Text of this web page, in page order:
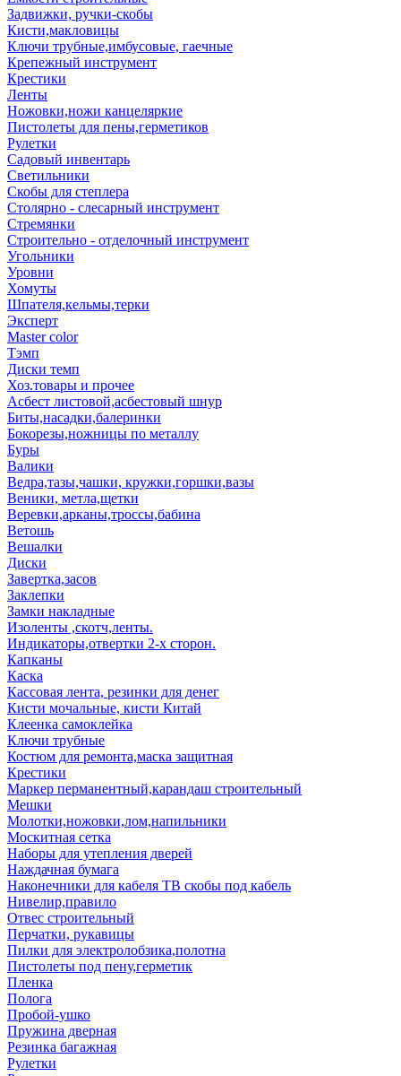
Задвижки, ручки-скобы
Кисти,макловицы
Ключи трубные,имбусовые, гаечные
Крепежный инструмент
Крестики
Ленты
Ножовки,ножи канцеляркие
Пистолеты для пены,герметиков
Рулетки
Садовый инвентарь
Светильники
Скобы для степлера
Столярно - слесарный инструмент
Стремянки
Строительно - отделочный инструмент
Угольники
Уровни
Хомуты
Шпателя,кельмы,терки
Эксперт
Master color
Тэмп
Диски темп
Хоз.товары и прочее
Асбест листовой,асбестовый шнур
Биты,насадки,балеринки
Бокорезы,ножницы по металлу
Буры
Валики
Ведра,тазы,чашки, кружки,горшки,вазы
Веники, метла,щетки
Веревки,арканы,троссы,бабина
Ветошь
Вешалки
Диски
Завертка,засов
Заклепки
Замки накладные
Изоленты ,скотч,ленты.
Индикаторы,отвертки 2-х сторон.
Капканы
Каска
Кассовая лента, резинки для денег
Кисти мочальные, кисти Китай
Клеенка самоклейка
Ключи трубные
Костюм для ремонта,маска защитная
Крестики
Маркер перманентный,карандаш строительный
Мешки
Молотки,ножовки,лом,напильники
Москитная сетка
Наборы для утепления дверей
Наждачная бумага
Наконечники для кабеля ТВ скобы под кабель
Нивелир,правило
Отвес строительный
Перчатки, рукавицы
Пилки для электролобзика,полотна
Пистолеты под пену,герметик
Пленка
Полога
Пробой-ушко
Пружина дверная
Резинка багажная
Рулетки